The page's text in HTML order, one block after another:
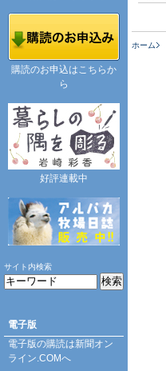
ホーム
購読のお申込はこちらか
ら
好評連載中
サイト内検索
電子版
電子版の購読は新聞オン
ライン.COMへ